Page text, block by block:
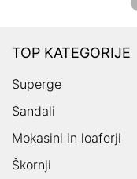
TOP KATEGORIJE
Superge
Sandali
Mokasini in loaferji
Škornji